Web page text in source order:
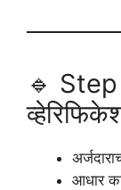
🔹
आधार